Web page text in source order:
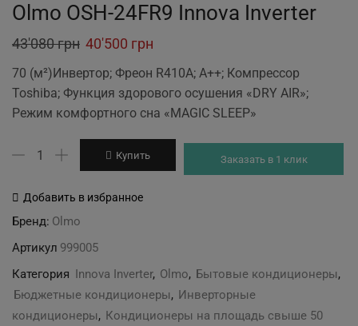
Olmo OSH-24FR9 Innova Inverter
43'080грн Original
was:
43'080 грн.
40'500 грн
price
is:
40'500 грн.
70 (м²)Инвертор; Фреон R410A; A++; Компрессор
Toshiba; Функция здорового осушения «DRY AIR»;
Режим комфортного сна «MAGIC SLEEP»
Количество
Olmo
24FR9
Innova
Inverter
Купить Заказать в 1 клик
Добавить в избранное
Бренд: Olmo
Артикул 999005
Категория Innova Inverter, Olmo, Бытовые кондиционеры,
Бюджетные кондиционеры, Инверторные
кондиционеры, Кондиционеры на площадь свыше 50